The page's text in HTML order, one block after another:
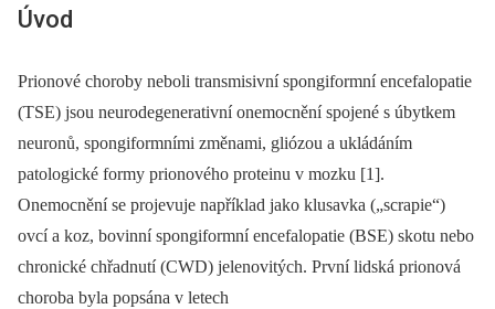
Úvod
Prionové choroby neboli transmisivní spongiformní encefalopatie
(TSE) jsou neurodegenerativní onemocnění spojené s úbytkem
neuronů, spongiformními změnami, gliózou a ukládáním
patologické formy prionového proteinu v mozku [1].
Onemocnění se projevuje například jako klusavka („scrapie“)
ovcí a koz, bovinní spongiformní encefalopatie (BSE) skotu nebo
chronické chřadnutí (CWD) jelenovitých. První lidská prionová
choroba byla popsána v letech